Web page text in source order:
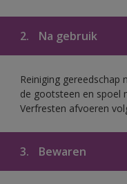
2. Na gebruik
Reiniging
de gootsteen en spoel
Verfresten afvoeren
3. Bewaren